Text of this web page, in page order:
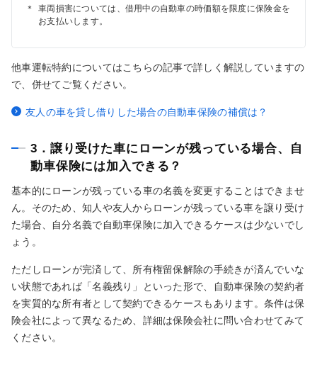
＊
車両損害については、借用中の自動車の時価額を限度に保険金を
お支払いします。
他車運転特約についてはこちらの記事で詳しく解説していますの
で、併せてご覧ください。
友人の車を貸し借りした場合の自動車保険の補償は？
3．譲り受けた車にローンが残っている場合、自
動車保険には加入できる？
基本的にローンが残っている車の名義を変更することはできませ
ん。そのため、知人や友人からローンが残っている車を譲り受け
た場合、自分名義で自動車保険に加入できるケースは少ないでし
ょう。
ただしローンが完済して、所有権留保解除の手続きが済んでいな
い状態であれば「名義残り」といった形で、自動車保険の契約者
を実質的な所有者として契約できるケースもあります。条件は保
険会社によって異なるため、詳細は保険会社に問い合わせてみて
ください。